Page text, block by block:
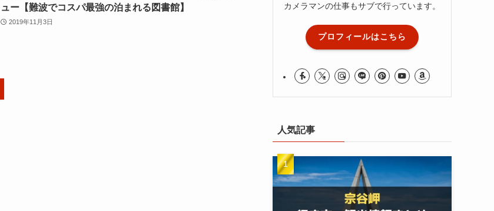
ュー【難波でコスパ最強の泊まれる図書館】
2019年11月3日
カメラマンの仕事もサブで行っています。
プロフィールはこちら
人気記事